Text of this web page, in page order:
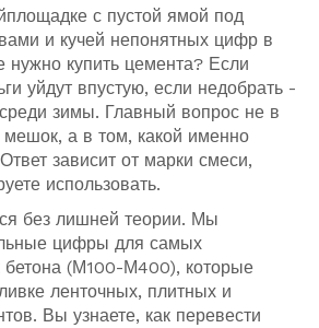
с пустой ямой под
и кучей непонятных цифр в
нужно купить цемента? Если
уйдут впустую, если недобрать -
зимы. Главный вопрос не в
мешок, а в том, какой именно
зависит от марки смеси,
использовать.
без лишней теории. Мы
цифры для самых
бетона (М100-М400), которые
ленточных, плитных и
Вы узнаете, как перевести